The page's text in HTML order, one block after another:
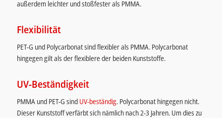
außerdem leichter und stoßfester als PMMA.
Flexibilität
PET-G und Polycarbonat sind flexibler als PMMA. Polycarbonat
hingegen gilt als der flexiblere der beiden Kunststoffe.
UV-Beständigkeit
PMMA und PET-G sind UV-beständig. Polycarbonat hingegen nicht.
Dieser Kunststoff verfärbt sich nämlich nach 2-3 Jahren. Um dies zu